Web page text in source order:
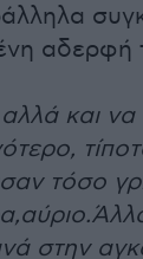
αδερφή
και
τόσο
στην